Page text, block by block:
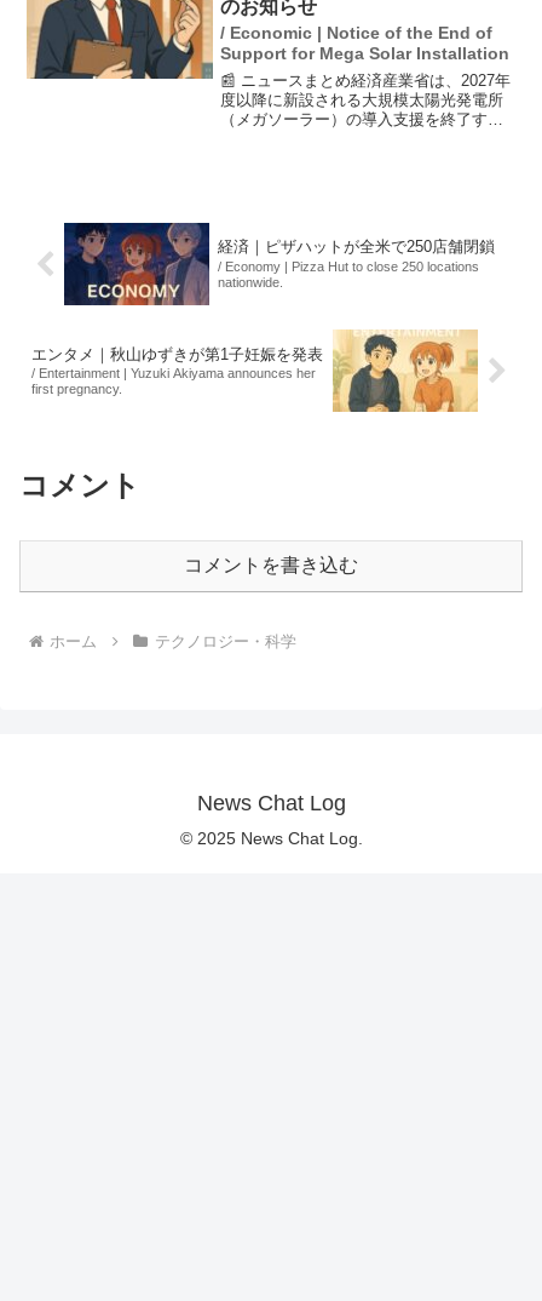
のお知らせ
/ Economic | Notice of the End of
Support for Mega Solar Installation
📰 ニュースまとめ経済産業省は、2027年
度以降に新設される大規模太陽光発電所
（メガソーラー）の導入支援を終了する
経済｜ピザハットが全米で250店舗閉鎖
/ Economy | Pizza Hut to close 250 locations
nationwide.
エンタメ｜秋山ゆずきが第1子妊娠を発表
/ Entertainment | Yuzuki Akiyama announces her
first pregnancy.
コメント
コメントを書き込む
ホーム テクノロジー・科学
News Chat Log
© 2025 News Chat Log.